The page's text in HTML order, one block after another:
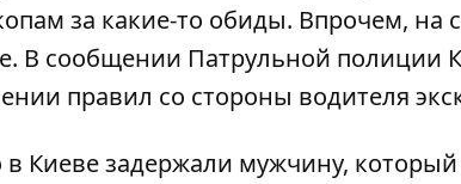
за какие-то обиды. Впрочем, на
В сообщении Патрульной полиции
правил со стороны водителя
в Киеве задержали мужчину,